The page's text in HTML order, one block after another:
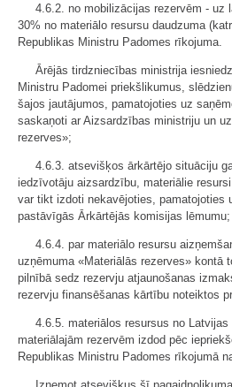
4.6.2. no mobilizācijas rezervēm - uz
30% no materiālo resursu daudzuma
Republikas Ministru Padomes rīkojuma.
Ārējās tirdzniecības ministrija
Ministru Padomei priekšlikumus,
šajos jautājumos, pamatojoties uz
saskaņoti ar Aizsardzības ministriju un
rezerves»;
4.6.3. atsevišķos ārkārtējo situāciju
iedzīvotāju aizsardzību, materiālie
var tikt izdoti nekavējoties, pamatojoties
pastāvīgās Ārkārtējās komisijas lēmumu;
4.6.4. par materiālo resursu
uzņēmuma «Materiālās rezerves» kontā
pilnībā sedz rezervju atjaunošanas
rezervju finansēšanas kārtību noteiktos
4.6.5. materiālos resursus no
materiālajām rezervēm izdod pēc
Republikas Ministru Padomes rīkojumā